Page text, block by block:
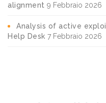
alignment 9 Febbraio 2026
Analysis of active
Help Desk 7 Febbraio 2026